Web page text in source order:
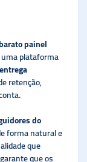
painel
plataforma
entrega
retenção,
do
forma natural e
que
que os